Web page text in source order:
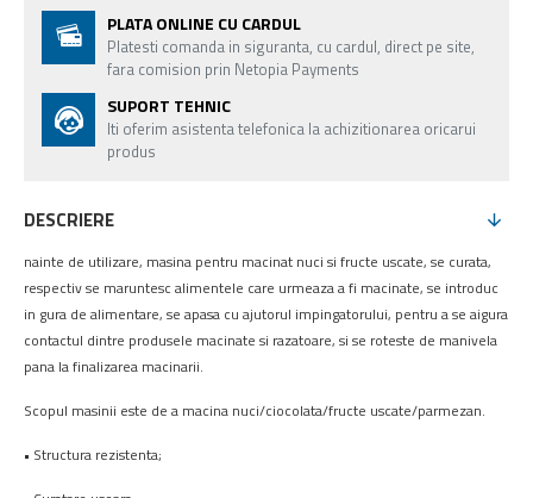
PLATA ONLINE CU CARDUL
Platesti comanda in siguranta, cu cardul, direct pe site,
fara comision prin Netopia Payments
SUPORT TEHNIC
Iti oferim asistenta telefonica la achizitionarea oricarui
produs
DESCRIERE
nainte de utilizare, masina pentru macinat nuci si fructe uscate, se curata,
respectiv se maruntesc alimentele care urmeaza a fi macinate, se introduc
in gura de alimentare, se apasa cu ajutorul impingatorului, pentru a se aigura
contactul dintre produsele macinate si razatoare, si se roteste de manivela
pana la finalizarea macinarii.
Scopul masinii este de a macina nuci/ciocolata/fructe uscate/parmezan.
• Structura rezistenta;